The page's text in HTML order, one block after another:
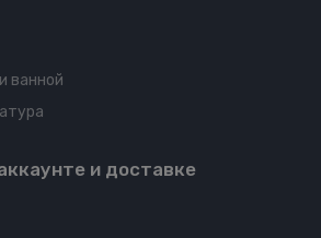
ванной
и доставке